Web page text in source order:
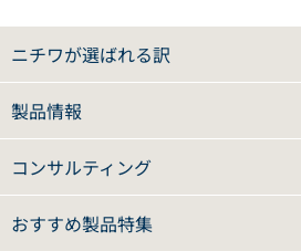
ニチワが選ばれる訳
製品情報
コンサルティング
おすすめ製品特集